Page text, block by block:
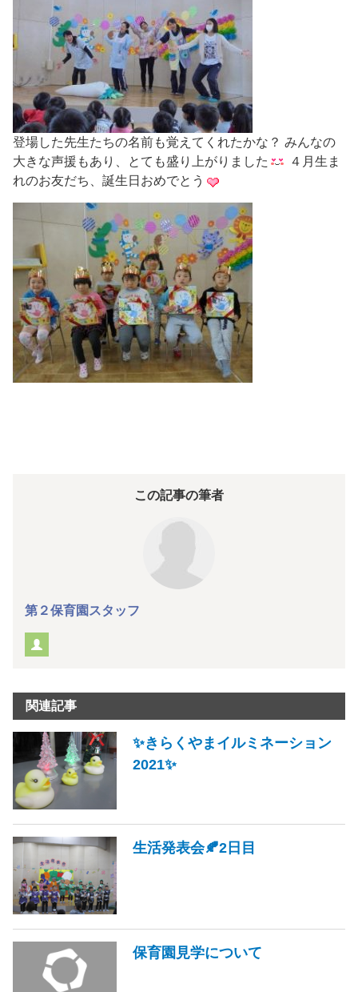
登場した先生たちの名前も覚えてくれたかな？ みんなの
大きな声援もあり、とても盛り上がりました
４月生ま
れのお友だち、誕生日おめでとう
この記事の筆者
第２保育園スタッフ
関連記事
✨きらくやまイルミネーション
2021✨
生活発表会🍂2日目
保育園見学について